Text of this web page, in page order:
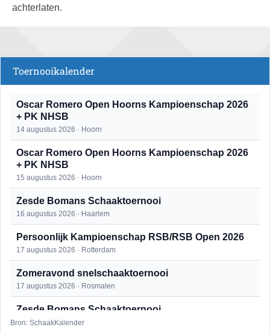
achterlaten.
Toernooikalender
Oscar Romero Open Hoorns Kampioenschap 2026
+ PK NHSB
14 augustus 2026 · Hoorn
Oscar Romero Open Hoorns Kampioenschap 2026
+ PK NHSB
15 augustus 2026 · Hoorn
Zesde Bomans Schaaktoernooi
16 augustus 2026 · Haarlem
Persoonlijk Kampioenschap RSB/RSB Open 2026
17 augustus 2026 · Rotterdam
Zomeravond snelschaaktoernooi
17 augustus 2026 · Rosmalen
Zesde Bomans Schaaktoernooi
17 augustus 2026 · Haarlem
Bron: SchaakKalender